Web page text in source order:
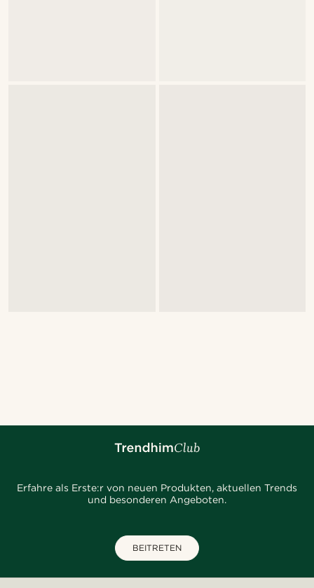
Erfahre als Erste:r von neuen Produkten, aktuellen Trends
und besonderen Angeboten.
BEITRETEN